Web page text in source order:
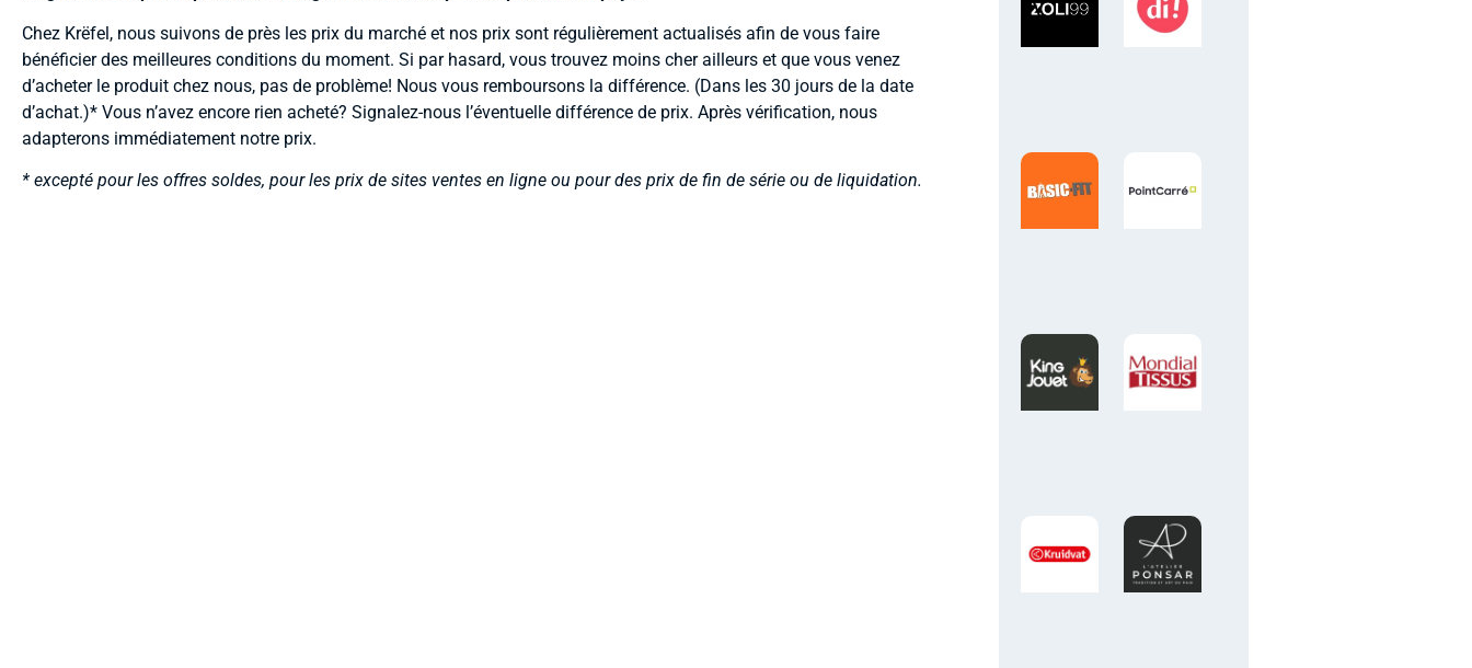
Chez Krëfel, nous suivons de près les prix du marché et nos prix sont régulièrement actualisés afin de vous faire
bénéficier des meilleures conditions du moment. Si par hasard, vous trouvez moins cher ailleurs et que vous venez
d’acheter le produit chez nous, pas de problème! Nous vous remboursons la différence. (Dans les 30 jours de la date
d’achat.)* Vous n’avez encore rien acheté? Signalez-nous l’éventuelle différence de prix. Après vérification, nous
adapterons immédiatement notre prix.
* excepté pour les offres soldes, pour les prix de sites ventes en ligne ou pour des prix de fin de série ou de liquidation.